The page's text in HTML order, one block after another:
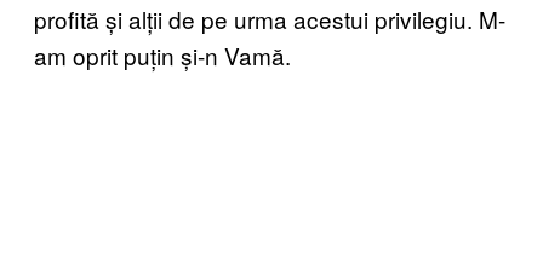
profită și alții de pe urma acestui privilegiu. M-
am oprit puțin și-n Vamă.